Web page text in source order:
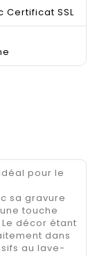
Certificat SSL
pour le
sa gravure
touche
décor étant
dans
au lave-